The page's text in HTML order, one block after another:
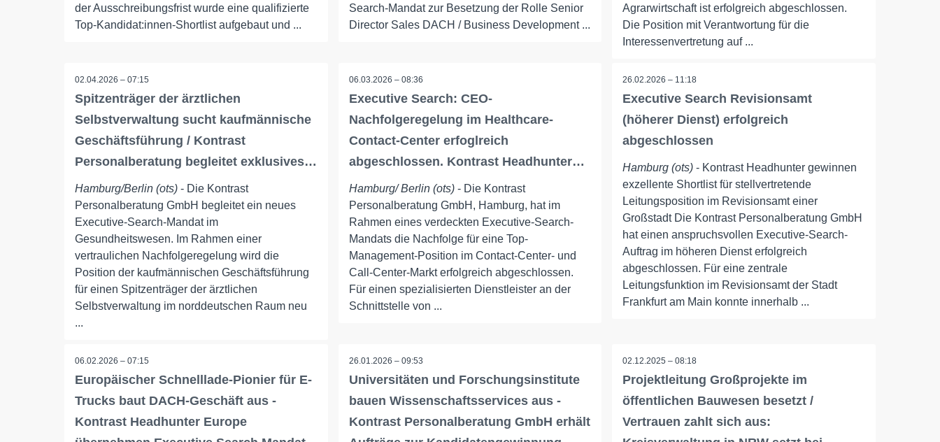
der Ausschreibungsfrist wurde eine qualifizierte
Top-Kandidat:innen-Shortlist aufgebaut und ...
Search-Mandat zur Besetzung der Rolle Senior
Director Sales DACH / Business Development ...
Agrarwirtschaft ist erfolgreich abgeschlossen.
Die Position mit Verantwortung für die
Interessenvertretung auf ...
02.04.2026 – 07:15
Spitzenträger der ärztlichen
Selbstverwaltung sucht kaufmännische
Geschäftsführung / Kontrast
Personalberatung begleitet exklusives…
Hamburg/Berlin (ots) - Die Kontrast
Personalberatung GmbH begleitet ein neues
Executive-Search-Mandat im
Gesundheitswesen. Im Rahmen einer
vertraulichen Nachfolgeregelung wird die
Position der kaufmännischen Geschäftsführung
für einen Spitzenträger der ärztlichen
Selbstverwaltung im norddeutschen Raum neu
...
06.03.2026 – 08:36
Executive Search: CEO-
Nachfolgeregelung im Healthcare-
Contact-Center erfoglreich
abgeschlossen. Kontrast Headhunter…
Hamburg/ Berlin (ots)- Die Kontrast
Personalberatung GmbH, Hamburg, hat im
Rahmen eines verdeckten Executive-Search-
Mandats die Nachfolge für eine Top-
Management-Position im Contact-Center- und
Call-Center-Markt erfolgreich abgeschlossen.
Für einen spezialisierten Dienstleister an der
Schnittstelle von ...
26.02.2026 – 11:18
Executive Search Revisionsamt
(höherer Dienst) erfolgreich
abgeschlossen
Hamburg (ots) - Kontrast Headhunter gewinnen
exzellente Shortlist für stellvertretende
Leitungsposition im Revisionsamt einer
Großstadt Die Kontrast Personalberatung GmbH
hat einen anspruchsvollen Executive-Search-
Auftrag im höheren Dienst erfolgreich
abgeschlossen. Für eine zentrale
Leitungsfunktion im Revisionsamt der Stadt
Frankfurt am Main konnte innerhalb ...
06.02.2026 – 07:15
Europäischer Schnelllade-Pionier für E-
Trucks baut DACH-Geschäft aus -
Kontrast Headhunter Europe
26.01.2026 – 09:53
Universitäten und Forschungsinstitute
bauen Wissenschaftsservices aus -
Kontrast Personalberatung GmbH erhält
02.12.2025 – 08:18
Projektleitung Großprojekte im
öffentlichen Bauwesen besetzt /
Vertrauen zahlt sich aus: